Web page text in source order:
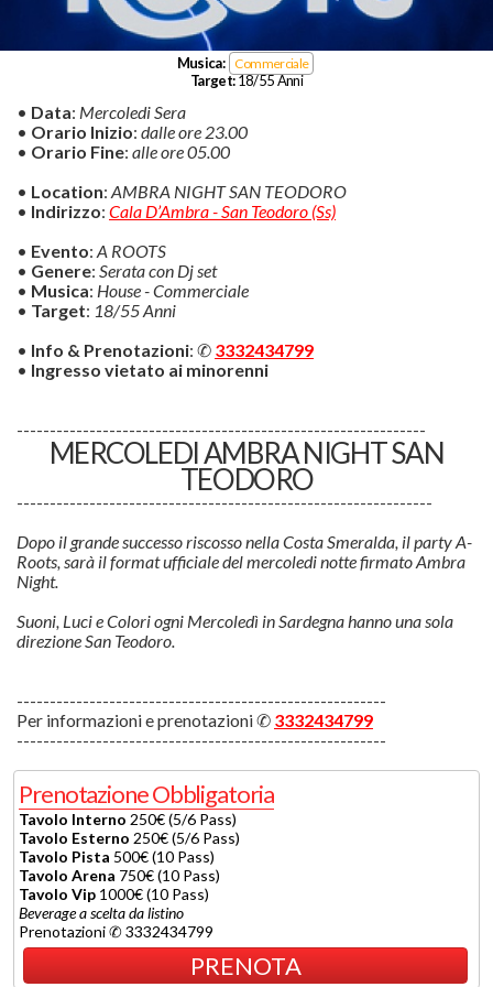
Musica: Commerciale
Target:18/55 Anni
• Data: Mercoledi Sera
• Orario Inizio: dalle ore 23.00
• Orario Fine: alle ore 05.00
• Location: AMBRA NIGHT SAN TEODORO
• Indirizzo: Cala D’Ambra - San Teodoro (Ss)
• Evento: A ROOTS
• Genere: Serata con Dj set
• Musica: House - Commerciale
• Target: 18/55 Anni
• Info & Prenotazioni: ✆ 3332434799
• Ingresso vietato ai minorenni
--------------------------------------------------------------
MERCOLEDI AMBRA NIGHT SAN
TEODORO
---------------------------------------------------------------
Dopo il grande successo riscosso nella Costa Smeralda, il party A-
Roots, sarà il format ufficiale del mercoledi notte firmato Ambra
Night.
Suoni, Luci e Colori ogni Mercoledì in Sardegna hanno una sola
direzione San Teodoro.
--------------------------------------------------------
Per informazioni e prenotazioni ✆ 3332434799
--------------------------------------------------------
Prenotazione Obbligatoria
Tavolo Interno 250€ (5/6 Pass)
Tavolo Esterno 250€ (5/6 Pass)
Tavolo Pista 500€ (10 Pass)
Tavolo Arena 750€ (10 Pass)
Tavolo Vip 1000€ (10 Pass)
Beverage a scelta da listino
Prenotazioni ✆ 3332434799
PRENOTA